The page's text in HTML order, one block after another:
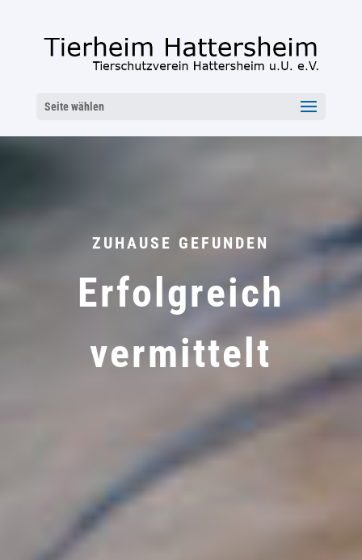
Seite wählen
ZUHAUSE GEFUNDEN
Erfolgreich
vermittelt